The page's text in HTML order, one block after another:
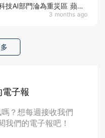
3 months ago
技AI部門淪為重災區 蘋果
蝕500萬港元
子報
？想每週接收我們
我們的電子報吧！